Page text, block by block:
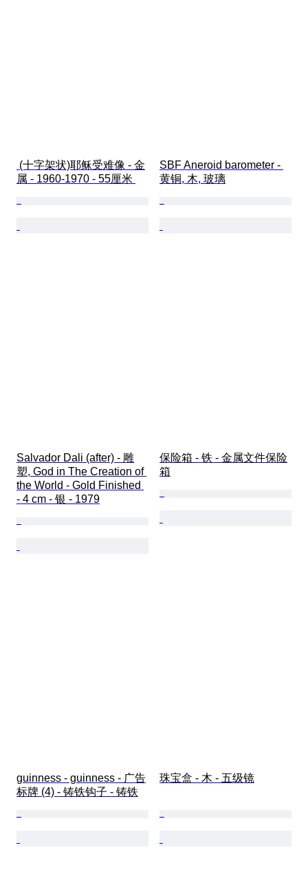
属 - 1960-1970 - 55厘米
SBF Aneroid barometer -
黄铜, 木, 玻璃
Salvador Dali (after) - 雕
塑, God in The Creation of
the World - Gold Finished
- 4 cm - 银 - 1979
保险箱 - 铁 - 金属文件保险
箱
guinness - guinness - 广告
标牌 (4) - 铸铁钩子 - 铸铁
珠宝盒 - 木 - 五级镜